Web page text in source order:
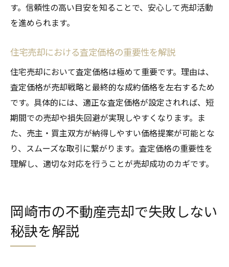
す。信頼性の高い目安を知ることで、安心して売却活動
を進められます。
住宅売却における査定価格の重要性を解説
住宅売却において査定価格は極めて重要です。理由は、
査定価格が売却戦略と最終的な成約価格を左右するため
です。具体的には、適正な査定価格が設定されれば、短
期間での売却や損失回避が実現しやすくなります。ま
た、売主・買主双方が納得しやすい価格提案が可能とな
り、スムーズな取引に繋がります。査定価格の重要性を
理解し、適切な対応を行うことが売却成功のカギです。
岡崎市の不動産売却で失敗しない
秘訣を解説